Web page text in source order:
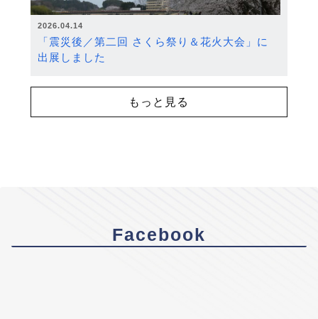
2026.04.14
「震災後／第二回 さくら祭り＆花火大会」に
出展しました
もっと見る
Facebook